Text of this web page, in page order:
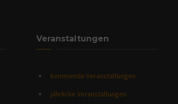
Veranstaltungen
kommende Veranstaltungen
jährliche Veranstaltungen